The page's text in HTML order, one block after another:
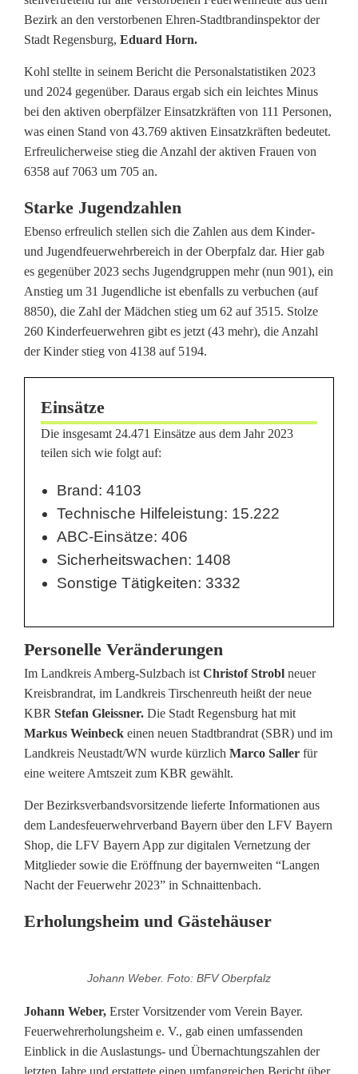
e
r
b
a
n
d
i
t
v
i
e
l
e
m
u
n
d
v
i
e
l
e
n
u
i
Bezirk an den verstorbenen Ehren-Stadtbrandinspektor der
Stadt Regensburg, Eduard Horn.
Kohl stellte in seinem Bericht die Personalstatistiken 2023
und 2024 gegenüber. Daraus ergab sich ein leichtes Minus
bei den aktiven oberpfälzer Einsatzkräften von 111 Personen,
was einen Stand von 43.769 aktiven Einsatzkräften bedeutet.
Erfreulicherweise stieg die Anzahl der aktiven Frauen von
6358 auf 7063 um 705 an.
Starke Jugendzahlen
Ebenso erfreulich stellen sich die Zahlen aus dem Kinder-
und Jugendfeuerwehrbereich in der Oberpfalz dar. Hier gab
es gegenüber 2023 sechs Jugendgruppen mehr (nun 901), ein
Anstieg um 31 Jugendliche ist ebenfalls zu verbuchen (auf
8850), die Zahl der Mädchen stieg um 62 auf 3515. Stolze
260 Kinderfeuerwehren gibt es jetzt (43 mehr), die Anzahl
der Kinder stieg von 4138 auf 5194.
Einsätze
Die insgesamt 24.471 Einsätze aus dem Jahr 2023
teilen sich wie folgt auf:
Brand: 4103
Technische Hilfeleistung: 15.222
ABC-Einsätze: 406
Sicherheitswachen: 1408
Sonstige Tätigkeiten: 3332
Personelle Veränderungen
Im Landkreis Amberg-Sulzbach ist Christof Strobl neuer
Kreisbrandrat, im Landkreis Tirschenreuth heißt der neue
KBR Stefan Gleissner. Die Stadt Regensburg hat mit
Markus Weinbeck einen neuen Stadtbrandrat (SBR) und im
Landkreis Neustadt/WN wurde kürzlich Marco Saller für
eine weitere Amtszeit zum KBR gewählt.
Der Bezirksverbandsvorsitzende lieferte Informationen aus
dem Landesfeuerwehrverband Bayern über den LFV Bayern
Shop, die LFV Bayern App zur digitalen Vernetzung der
Mitglieder sowie die Eröffnung der bayernweiten “Langen
Nacht der Feuerwehr 2023” in Schnaittenbach.
Erholungsheim und Gästehäuser
Johann Weber. Foto: BFV Oberpfalz
Johann Weber, Erster Vorsitzender vom Verein Bayer.
Feuerwehrerholungsheim e. V., gab einen umfassenden
Einblick in die Auslastungs- und Übernachtungszahlen der
letzten Jahre und erstattete einen umfangreichen Bericht über